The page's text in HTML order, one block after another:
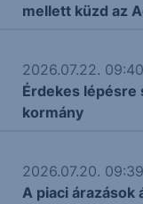
mellett küzd az
2026.07.22. 09:40
Érdekes lépésre
kormány
2026.07.20. 09:39
A piaci árazások